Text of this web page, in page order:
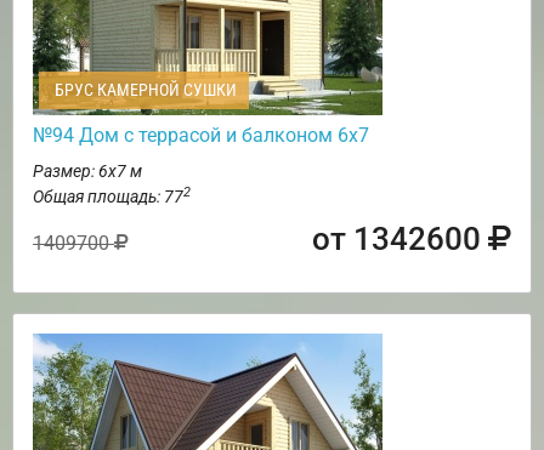
БРУС КАМЕРНОЙ СУШКИ
№94 Дом с террасой и балконом 6х7
Размер: 6х7 м
Общая площадь: 772
1409700 от 1342600